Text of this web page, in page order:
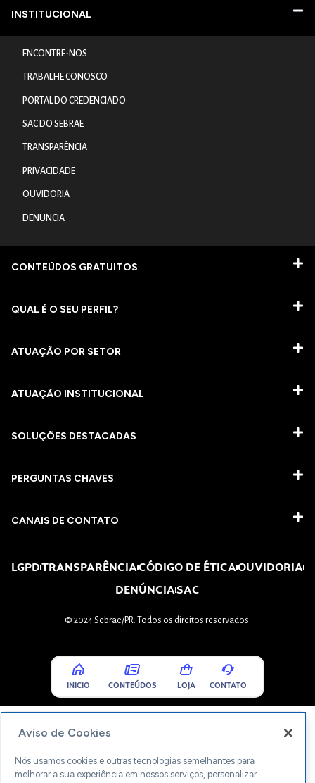
INSTITUCIONAL
ENCONTRE-NOS
TRABALHE CONOSCO
PORTAL DO CREDENCIADO
SAC DO SEBRAE
TRANSPARÊNCIA
PRIVACIDADE
OUVIDORIA
DENUNCIA
CONTEÚDOS GRATUITOS
QUAL É O SEU PERFIL?
ATUAÇÃO POR SETOR
ATUAÇÃO INSTITUCIONAL
SOLUÇÕES DESTACADAS
PERGUNTAS CHAVES​
CANAIS DE CONTATO
LGPDTRANSPARÊNCIACÓDIGO DE ÉTICAOUVIDORIA
DENÚNCIASAC
© 2024 Sebrae/PR. Todos os direitos reservados.
INICIO CONTEÚDOS LOJA CONTATO
Aviso de Cookies
Nós usamos cookies e outras tecnologias semelhantes para
melhorar a sua experiência em nossos serviços, personalizar